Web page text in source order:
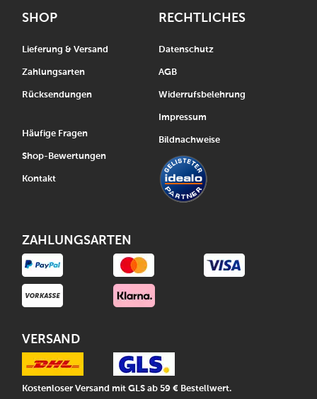
SHOP
Lieferung & Versand
Zahlungsarten
Rücksendungen
Häufige Fragen
Shop-Bewertungen
Kontakt
RECHTLICHES
Datenschutz
AGB
Widerrufsbelehrung
Impressum
Bildnachweise
ZAHLUNGSARTEN
VERSAND
Kostenloser Versand mit GLS ab 59 € Bestellwert.